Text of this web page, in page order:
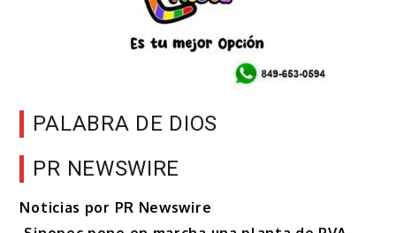
PALABRA DE DIOS
PR NEWSWIRE
Noticias por PR Newswire